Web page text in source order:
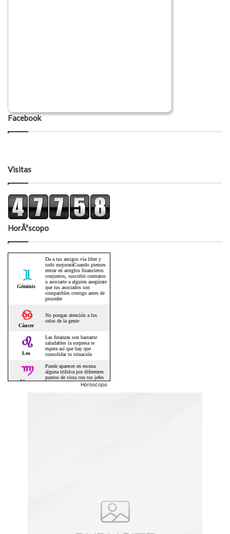
Facebook
Visitas
HorÃ³scopo
Horoscopo